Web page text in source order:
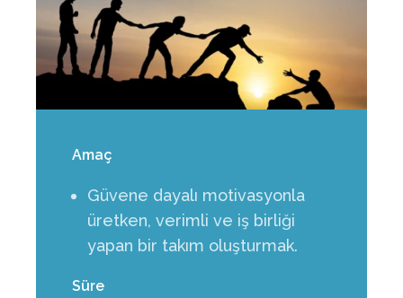
Amaç
Güvene dayalı motivasyonla
üretken, verimli ve iş birliği
yapan bir takım oluşturmak.
Süre